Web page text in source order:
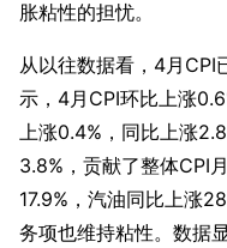
胀粘性的担忧。
从以往数据看，4月CPI
示，4月CPI环比上涨
上涨0.4%，同比上涨
3.8%，贡献了整体CPI
17.9%，汽油同比上涨
务项也维持粘性。数据